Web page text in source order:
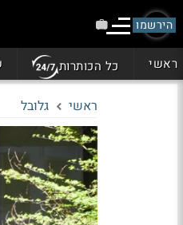
הירשמו
ראשי כל הכותרות
ראשי גלובל